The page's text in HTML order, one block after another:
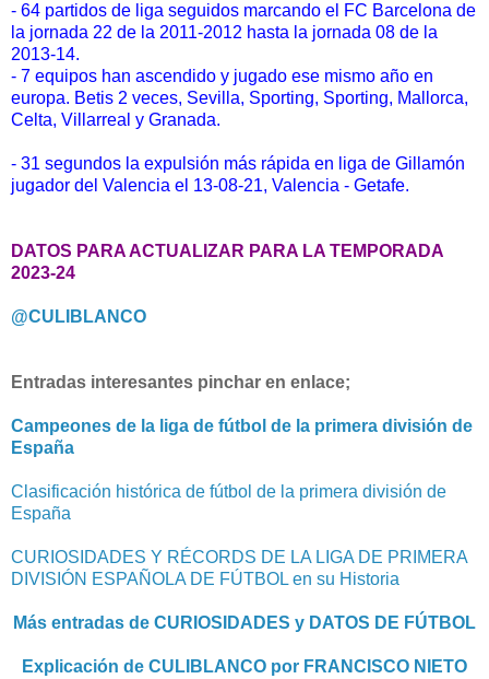
- 64 partidos de liga seguidos marcando el FC Barcelona de
la jornada 22 de la 2011-2012 hasta la jornada 08 de la
2013-14.
- 7 equipos han ascendido y jugado ese mismo año en
europa. Betis 2 veces, Sevilla, Sporting, Sporting, Mallorca,
Celta, Villarreal y Granada.
- 31 segundos la expulsión más rápida en liga de Gillamón
jugador del Valencia el 13-08-21, Valencia - Getafe.
DATOS PARA ACTUALIZAR PARA LA TEMPORADA
2023-24
@CULIBLANCO
Entradas interesantes pinchar en enlace;
Campeones de la liga de fútbol de la primera división de
España
Clasificación histórica de fútbol de la primera división de
España
CURIOSIDADES Y RÉCORDS DE LA LIGA DE PRIMERA
DIVISIÓN ESPAÑOLA DE FÚTBOL en su Historia
Más entradas de CURIOSIDADES y DATOS DE FÚTBOL
Explicación de CULIBLANCO por FRANCISCO NIETO